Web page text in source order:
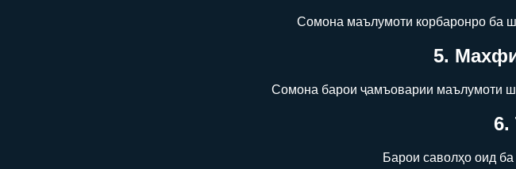
Сомона маълумоти корбаронро ба
5.
Сомона барои ҷамъоварии маълумоти
6.
Барои саволҳо оид